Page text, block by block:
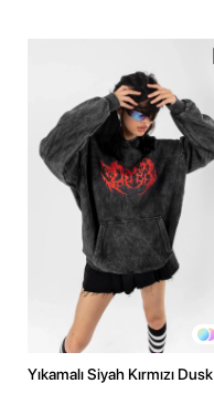
Yıkamalı Siyah Kırmızı Dusk